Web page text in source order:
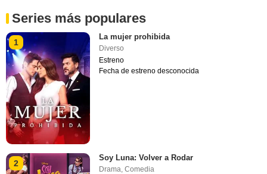
Series más populares
1
La mujer prohibida
Diverso
Estreno
Fecha de estreno desconocida
2
Soy Luna: Volver a Rodar
Drama,Comedia